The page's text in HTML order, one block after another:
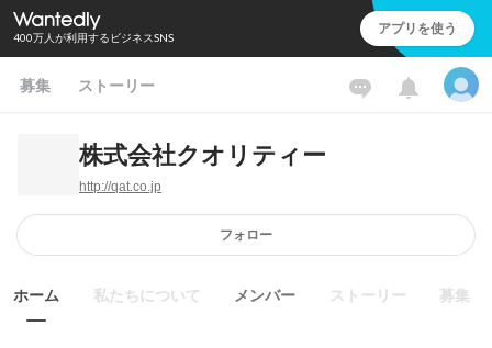
400万人が利用するビジネスSNS アプリを使う
募集 ストーリー
株式会社クオリティー
http://qat.co.jp
フォロー
ホーム 私たちについて メンバー ストーリー 募集